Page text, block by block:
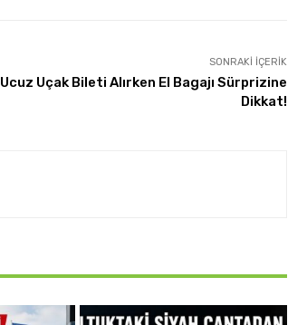
SONRAKI İÇERIK
Ucuz Uçak Bileti Alırken El Bagajı Sürprizine
Dikkat!